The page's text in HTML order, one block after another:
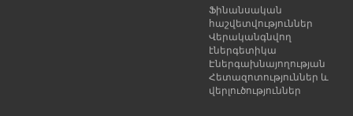
Ֆինանսական
հաշվետվություններ
Վերականգնվող
էներգետիկա
Էներգախնայողության
Հետազոտություններ և
վերլուծություններ